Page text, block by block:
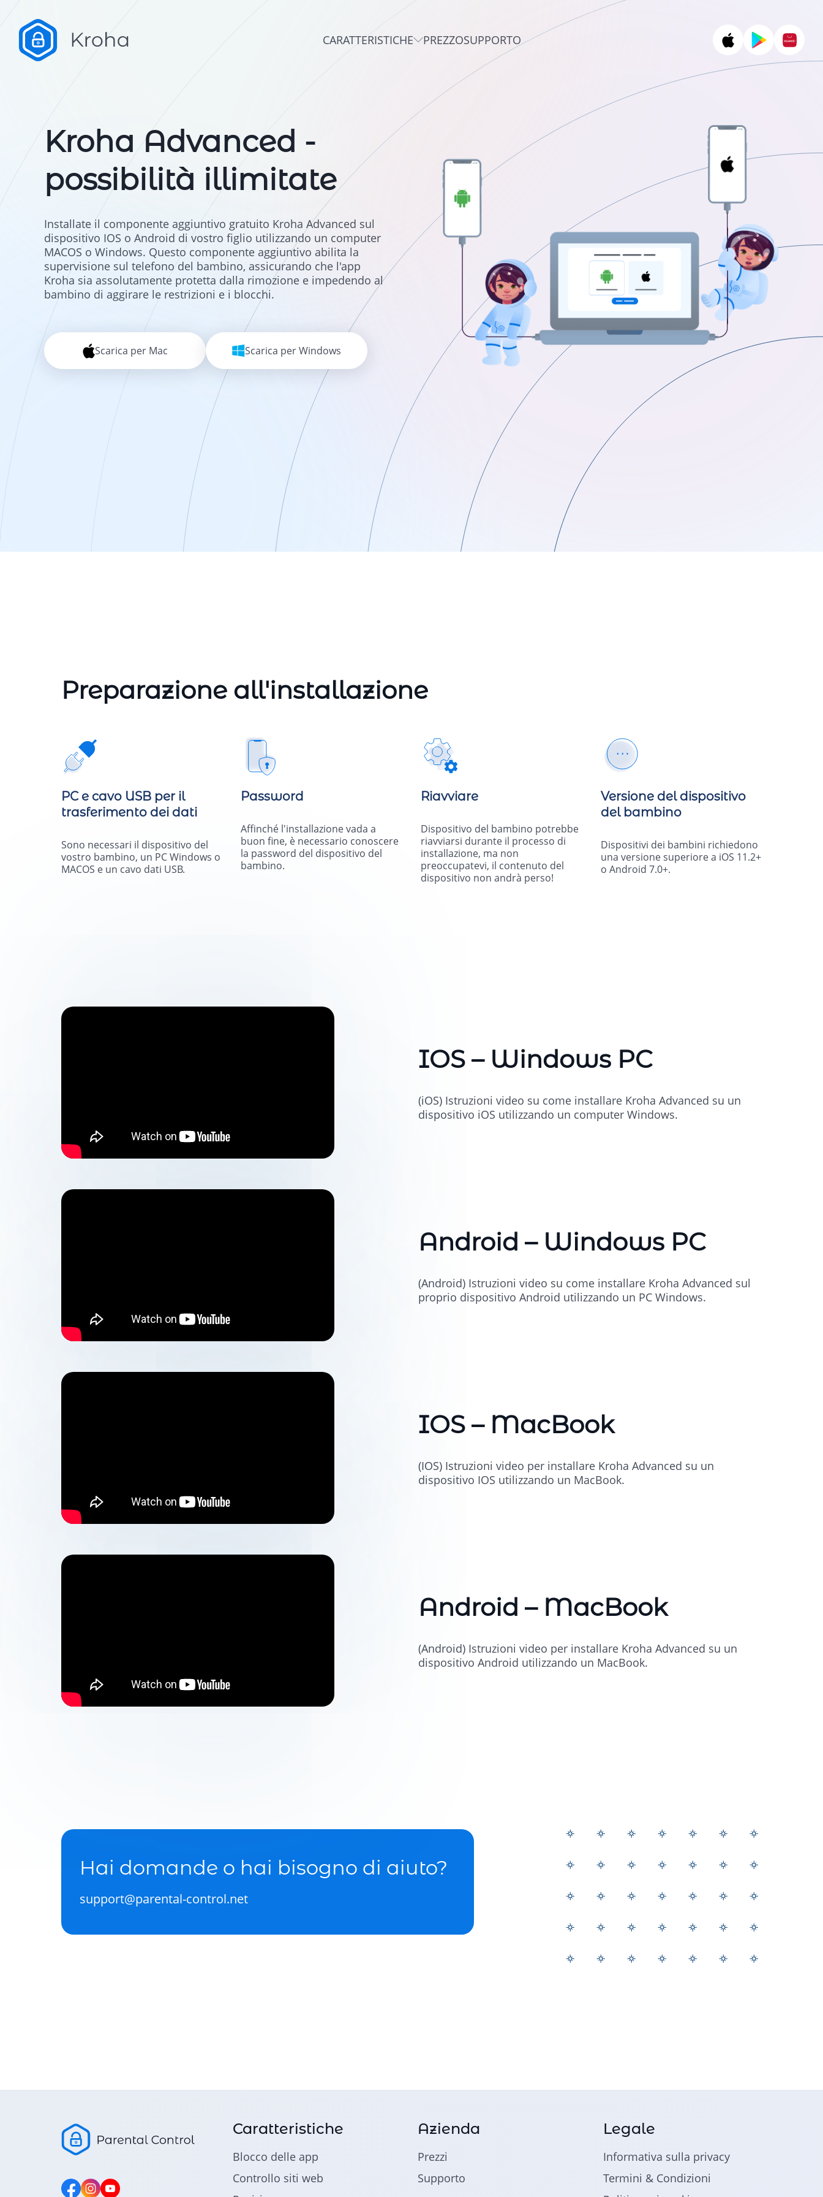
CARATTERISTICHE PREZZOSUPPORTO
Kroha Advanced -
possibilità illimitate
Installate il componente aggiuntivo gratuito Kroha Advanced sul
dispositivo IOS o Android di vostro figlio utilizzando un computer
MACOS o Windows. Questo componente aggiuntivo abilita la
supervisione sul telefono del bambino, assicurando che l'app
Kroha sia assolutamente protetta dalla rimozione e impedendo al
bambino di aggirare le restrizioni e i blocchi.
Scarica per Mac Scarica per Windows
Preparazione all'installazione
PC e cavo USB per il
trasferimento dei dati
Sono necessari il dispositivo del
vostro bambino, un PC Windows o
MACOS e un cavo dati USB.
Password
Affinché l'installazione vada a
buon fine, è necessario conoscere
la password del dispositivo del
bambino.
Riavviare
Dispositivo del bambino potrebbe
riavviarsi durante il processo di
installazione, ma non
preoccupatevi, il contenuto del
dispositivo non andrà perso!
Versione del dispositivo
del bambino
Dispositivi dei bambini richiedono
una versione superiore a iOS 11.2+
o Android 7.0+.
IOS – Windows PC
(iOS) Istruzioni video su come installare Kroha Advanced su un
dispositivo iOS utilizzando un computer Windows.
Android – Windows PC
(Android) Istruzioni video su come installare Kroha Advanced sul
proprio dispositivo Android utilizzando un PC Windows.
IOS – MacBook
(IOS) Istruzioni video per installare Kroha Advanced su un
dispositivo IOS utilizzando un MacBook.
Android – MacBook
(Android) Istruzioni video per installare Kroha Advanced su un
dispositivo Android utilizzando un MacBook.
Hai domande o hai bisogno di aiuto?
support@parental-control.net
Caratteristiche
Blocco delle app
Controllo siti web
Azienda
Prezzi
Supporto
Legale
Informativa sulla privacy
Termini & Condizioni